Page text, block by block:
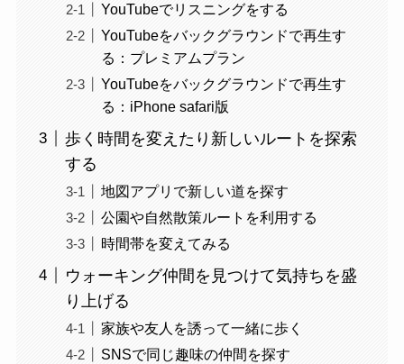
YouTubeでリスニングをする
YouTubeをバックグラウンドで再生す
る：プレミアムプラン
YouTubeをバックグラウンドで再生す
る：iPhone safari版
歩く時間を変えたり新しいルートを探索
する
地図アプリで新しい道を探す
公園や自然散策ルートを利用する
時間帯を変えてみる
ウォーキング仲間を見つけて気持ちを盛
り上げる
家族や友人を誘って一緒に歩く
SNSで同じ趣味の仲間を探す